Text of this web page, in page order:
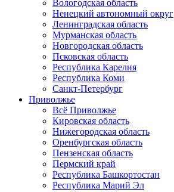
Вологодская область
Ненецкий автономный округ
Ленинградская область
Мурманская область
Новгородская область
Псковская область
Республика Карелия
Республика Коми
Санкт-Петербург
Приволжье
Всё Приволжье
Кировская область
Нижегородская область
Оренбургская область
Пензенская область
Пермский край
Республика Башкортостан
Республика Марий Эл